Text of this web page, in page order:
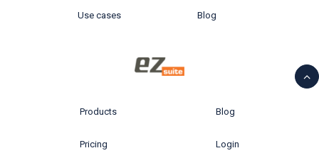
Use cases Blog
Products
Pricing
Blog
Login